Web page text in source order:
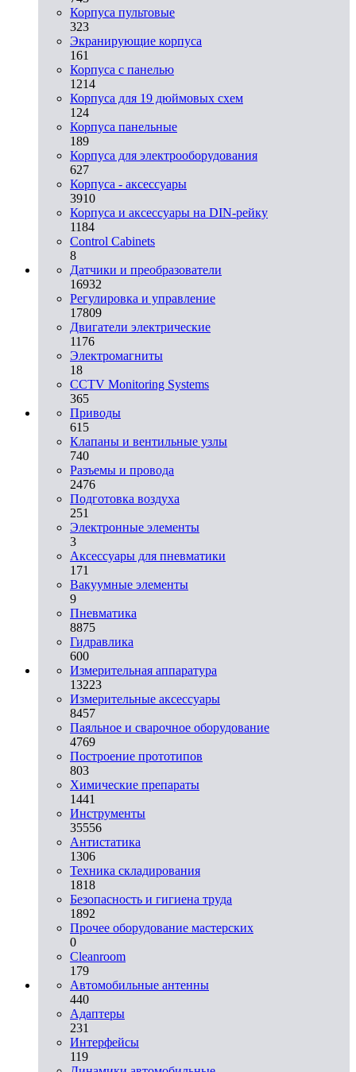
Корпуса пультовые
323
Экранирующие корпуса
161
Корпуса с панелью
1214
Корпуса для 19 дюймовых схем
124
Корпуса панельные
189
Корпуса для электрооборудования
627
Корпуса - аксессуары
3910
Корпуса и аксессуары на DIN-рейку
1184
Control Cabinets
8
Датчики и преобразователи
16932
Регулировка и управление
17809
Двигатели электрические
1176
Электромагниты
18
CCTV Monitoring Systems
365
Приводы
615
Клапаны и вентильные узлы
740
Разъемы и провода
2476
Подготовка воздуха
251
Электронные элементы
3
Аксессуары для пневматики
171
Вакуумные элементы
9
Пневматика
8875
Гидравлика
600
Измерительная аппаратура
13223
Измерительные аксессуары
8457
Паяльное и сварочное оборудование
4769
Построение прототипов
803
Химические препараты
1441
Инструменты
35556
Aнтистатика
1306
Техника складирования
1818
Безопасность и гигиена труда
1892
Прочее оборудование мастерских
0
Cleanroom
179
Автомобильные антенны
440
Адаптеры
231
Интерфейсы
119